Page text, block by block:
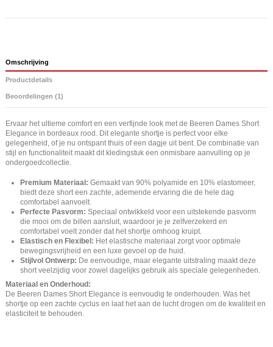
Omschrijving
Productdetails
Beoordelingen (1)
Ervaar het ultieme comfort en een verfijnde look met de Beeren Dames Short
Elegance in bordeaux rood. Dit elegante shortje is perfect voor elke
gelegenheid, of je nu ontspant thuis of een dagje uit bent. De combinatie van
stijl en functionaliteit maakt dit kledingstuk een onmisbare aanvulling op je
ondergoedcollectie.
Premium Materiaal: Gemaakt van 90% polyamide en 10% elastomeer,
biedt deze short een zachte, ademende ervaring die de hele dag
comfortabel aanvoelt.
Perfecte Pasvorm: Speciaal ontwikkeld voor een uitstekende pasvorm
die mooi om de billen aansluit, waardoor je je zelfverzekerd en
comfortabel voelt zonder dat het shortje omhoog kruipt.
Elastisch en Flexibel: Het elastische materiaal zorgt voor optimale
bewegingsvrijheid en een luxe gevoel op de huid.
Stijlvol Ontwerp: De eenvoudige, maar elegante uitstraling maakt deze
short veelzijdig voor zowel dagelijks gebruik als speciale gelegenheden.
Materiaal en Onderhoud:
De Beeren Dames Short Elegance is eenvoudig te onderhouden. Was het
shortje op een zachte cyclus en laat het aan de lucht drogen om de kwaliteit en
elasticiteit te behouden.